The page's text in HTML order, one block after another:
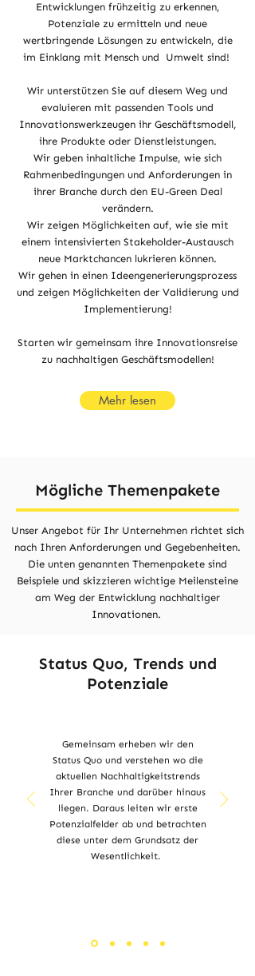
Entwicklungen frühzeitig zu erkennen,
Potenziale zu ermitteln und neue
wertbringende Lösungen zu entwickeln, die
im Einklang mit Mensch und Umwelt sind!
Wir unterstützen Sie auf diesem Weg und
evaluieren mit passenden Tools und
Innovationswerkzeugen ihr Geschäftsmodell,
ihre Produkte oder Dienstleistungen.
Wir geben inhaltliche Impulse, wie sich
Rahmenbedingungen und Anforderungen in
ihrer Branche durch den EU-Green Deal
verändern.
Wir zeigen Möglichkeiten auf, wie sie mit
einem intensivierten Stakeholder-Austausch
neue Marktchancen lukrieren können.
Wir gehen in einen Ideengenerierungsprozess
und zeigen Möglichkeiten der Validierung und
Implementierung!
Starten wir gemeinsam ihre Innovationsreise
zu nachhaltigen Geschäftsmodellen!
Mehr lesen
Mögliche Themenpakete
Unser Angebot für Ihr Unternehmen richtet sich
nach Ihren Anforderungen und Gegebenheiten.
Die unten genannten Themenpakete sind
Beispiele und skizzieren wichtige Meilensteine
am Weg der Entwicklung nachhaltiger
Innovationen.
Status Quo, Trends und
Potenziale
Gemeinsam erheben wir den
Status Quo und verstehen wo die
aktuellen Nachhaltigkeitstrends
Ihrer Branche und darüber hinaus
liegen. Daraus leiten wir erste
Potenzialfelder ab und betrachten
diese unter dem Grundsatz der
Wesentlichkeit.